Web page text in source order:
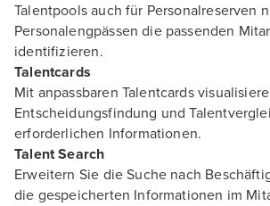
Talentpools auch für Personalreserven
Personalengpässen die passenden
identifizieren.
Talentcards
Mit anpassbaren Talentcards
Entscheidungsfindung und
erforderlichen Informationen.
Talent Search
Erweitern Sie die Suche nach
die gespeicherten Informationen im